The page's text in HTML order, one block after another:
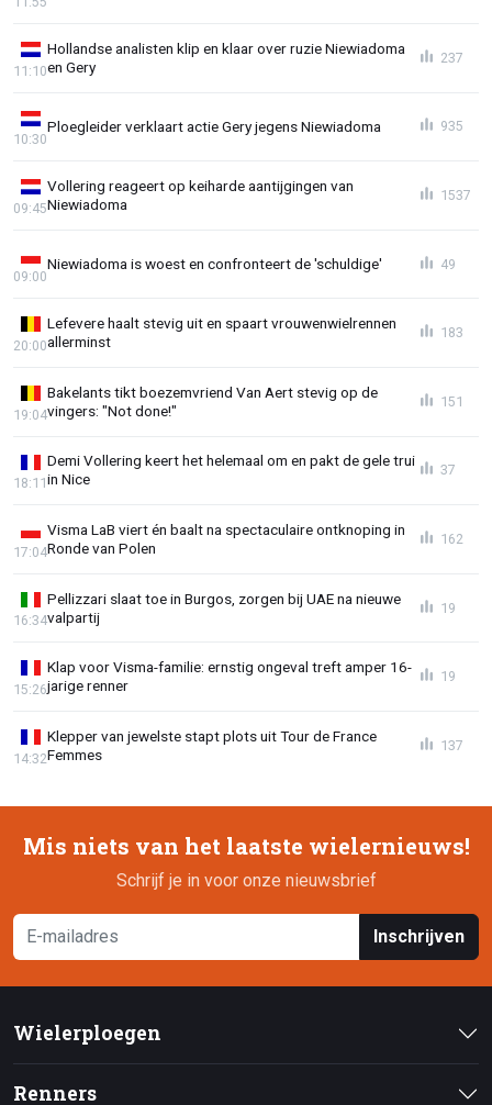
Hollandse analisten klip en klaar over ruzie Niewiadoma
en Gery
11:10
237
Ploegleider verklaart actie Gery jegens Niewiadoma
10:30
935
Vollering reageert op keiharde aantijgingen van
Niewiadoma
09:45
1537
Niewiadoma is woest en confronteert de 'schuldige'
09:00
49
Lefevere haalt stevig uit en spaart vrouwenwielrennen
allerminst
20:00
183
Bakelants tikt boezemvriend Van Aert stevig op de
vingers: "Not done!"
19:04
151
Demi Vollering keert het helemaal om en pakt de gele trui
in Nice
18:11
37
Visma LaB viert én baalt na spectaculaire ontknoping in
Ronde van Polen
17:04
162
Pellizzari slaat toe in Burgos, zorgen bij UAE na nieuwe
valpartij
16:34
19
Klap voor Visma-familie: ernstig ongeval treft amper 16-
jarige renner
15:26
19
Klepper van jewelste stapt plots uit Tour de France
Femmes
14:32
137
Mis niets van het laatste wielernieuws!
Schrijf je in voor onze nieuwsbrief
Inschrijven
Wielerploegen
Renners